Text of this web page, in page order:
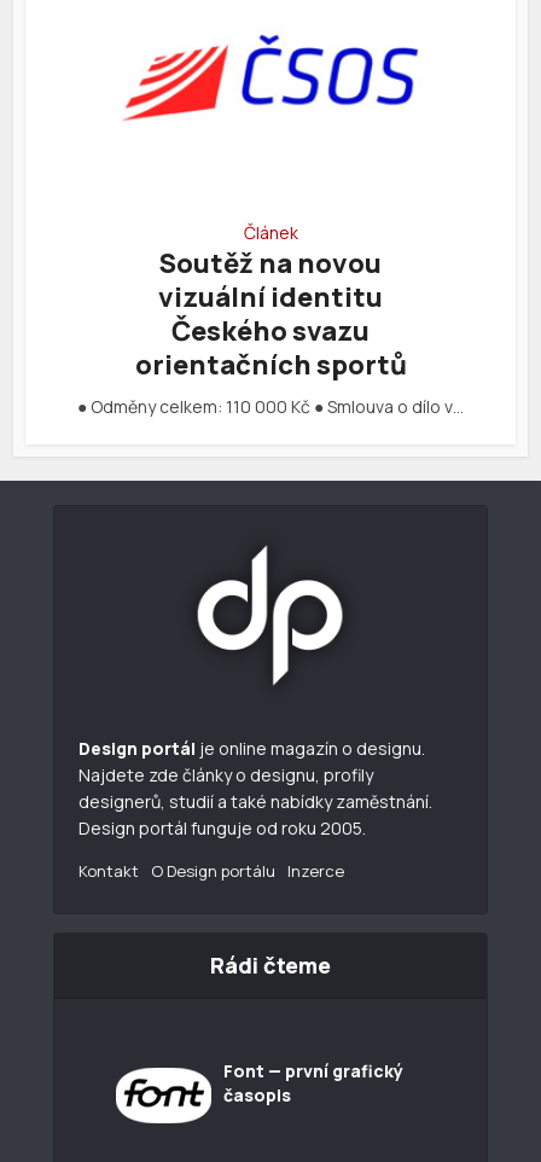
Článek
Soutěž na novou
vizuální identitu
Českého svazu
orientačních sportů
● Odměny celkem: 110 000 Kč ● Smlouva o dílo v…
Design portál je online magazín o designu.
Najdete zde články o designu, profily
designerů, studií a také nabídky zaměstnání.
Design portál funguje od roku 2005.
Kontakt O Design portálu Inzerce
Rádi čteme
Font — první grafický
časopis